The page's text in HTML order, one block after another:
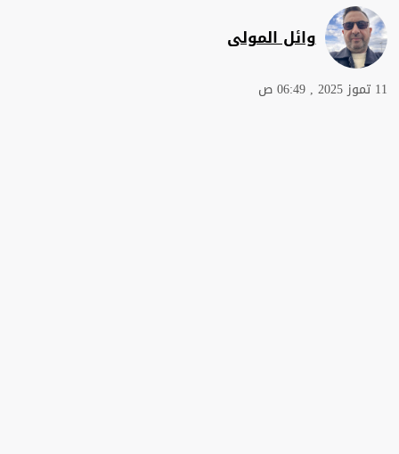
وائل المولى
11 تموز 2025 , 06:49 ص